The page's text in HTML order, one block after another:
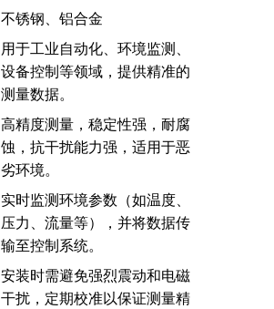
不锈钢、铝合金
用于工业自动化、环境监测、
设备控制等领域，提供精准的
测量数据。
高精度测量，稳定性强，耐腐
蚀，抗干扰能力强，适用于恶
劣环境。
实时监测环境参数（如温度、
压力、流量等），并将数据传
输至控制系统。
安装时需避免强烈震动和电磁
干扰，定期校准以保证测量精